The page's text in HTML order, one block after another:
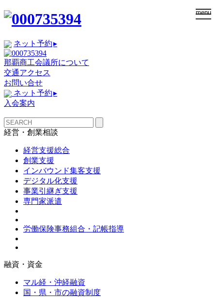
menu
ネット予約▸
那覇商工会議所について
交通アクセス
お問い合せ
ネット予約▸
入会案内
経営・創業相談
経営支援総合
創業支援
インバウンド集客支援
デジタル化支援
事業引継ぎ支援
専門家派遣
労働保険事務組合・記帳指導
融資・資金
マル経・沖経融資
国・県・市の融資制度